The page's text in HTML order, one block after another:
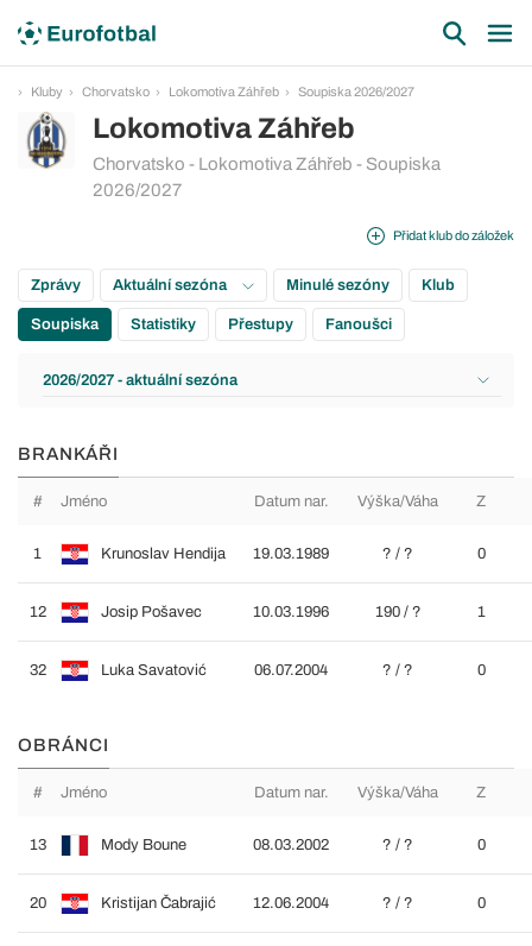
Kluby Chorvatsko Lokomotiva Záhřeb Soupiska 2026/2027
Lokomotiva Záhřeb
Chorvatsko - Lokomotiva Záhřeb - Soupiska
2026/2027
Přidat klub do záložek
Zprávy Aktuální sezóna Minulé sezóny Klub
Soupiska Statistiky Přestupy Fanoušci
2026/2027 - aktuální sezóna
BRANKÁŘI
# Jméno Datum nar. Výška/Váha Z
1 Krunoslav Hendija 19.03.1989 ? / ? 0
12 Josip Pošavec 10.03.1996 190 / ? 1
32 Luka Savatović 06.07.2004 ? / ? 0
OBRÁNCI
# Jméno Datum nar. Výška/Váha Z
13 Mody Boune 08.03.2002 ? / ? 0
20 Kristijan Čabrajić 12.06.2004 ? / ? 0